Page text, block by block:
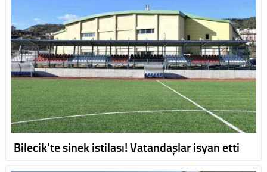
Bilecik’te sinek istilası! Vatandaşlar isyan etti